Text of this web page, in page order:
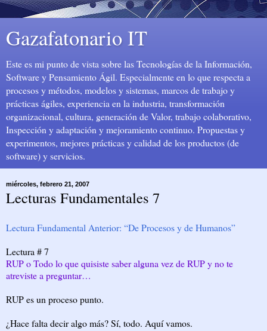
Gazafatonario IT
Este es mi punto de vista sobre las Tecnologías de la Información,
Software y Pensamiento Ágil. Especialmente en lo que respecta a
procesos y métodos, modelos y sistemas, marcos de trabajo y
prácticas ágiles, experiencia en la industria, transformación
organizacional, cultura, generación de Valor, trabajo colaborativo,
Inspección y adaptación y mejoramiento continuo. Propuestas y
experimentos, mejores prácticas y calidad de los productos (de
software) y servicios.
miércoles, febrero 21, 2007
Lecturas Fundamentales 7
Lectura Fundamental Anterior: “De Procesos y de Humanos”
Lectura # 7
RUP o Todo lo que quisiste saber alguna vez de RUP y no te
atreviste a preguntar…
RUP es un proceso punto.
¿Hace falta decir algo más? Sí, todo. Aquí vamos.